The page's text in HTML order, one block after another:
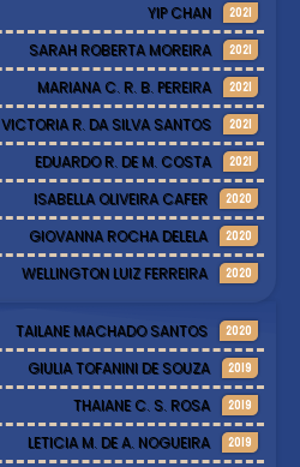
TAILANE MACHADO SANTOS 2020
GIULIA TOFANINI DE SOUZA 2019
THAIANE C. S. ROSA 2019
LETICIA M. DE A. NOGUEIRA 2019
YIP CHAN 2021
SARAH ROBERTA MOREIRA 2021
MARIANA C. R. B. PEREIRA 2021
VICTORIA R. DA SILVA SANTOS 2021
EDUARDO R. DE M. COSTA 2021
ISABELLA OLIVEIRA CAFER 2020
GIOVANNA ROCHA DELELA 2020
WELLINGTON LUIZ FERREIRA 2020